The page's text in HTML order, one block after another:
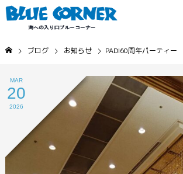
ブログ お知らせ PADI60周年パーティー
MAR
20
2026